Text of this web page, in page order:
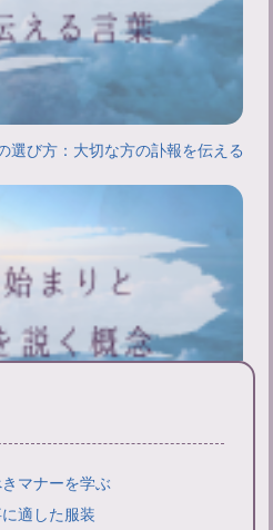
選び方：大切な方の訃報を伝える
マナーを学ぶ
適した服装